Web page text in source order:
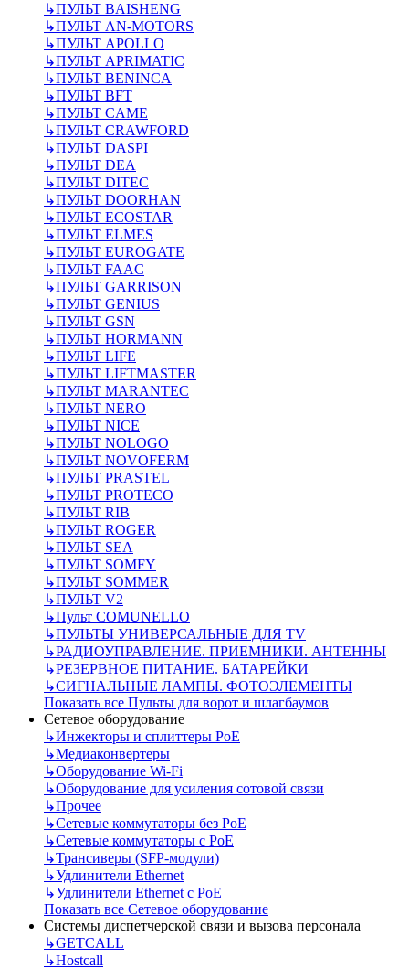
↳ПУЛЬТ BAISHENG
↳ПУЛЬТ AN-MOTORS
↳ПУЛЬТ APOLLO
↳ПУЛЬТ APRIMATIC
↳ПУЛЬТ BENINCA
↳ПУЛЬТ BFT
↳ПУЛЬТ CAME
↳ПУЛЬТ CRAWFORD
↳ПУЛЬТ DASPI
↳ПУЛЬТ DEA
↳ПУЛЬТ DITEC
↳ПУЛЬТ DOORHAN
↳ПУЛЬТ ECOSTAR
↳ПУЛЬТ ELMES
↳ПУЛЬТ EUROGATE
↳ПУЛЬТ FAAC
↳ПУЛЬТ GARRISON
↳ПУЛЬТ GENIUS
↳ПУЛЬТ GSN
↳ПУЛЬТ HORMANN
↳ПУЛЬТ LIFE
↳ПУЛЬТ LIFTMASTER
↳ПУЛЬТ MARANTEC
↳ПУЛЬТ NERO
↳ПУЛЬТ NICE
↳ПУЛЬТ NOLOGO
↳ПУЛЬТ NOVOFERM
↳ПУЛЬТ PRASTEL
↳ПУЛЬТ PROTECO
↳ПУЛЬТ RIB
↳ПУЛЬТ ROGER
↳ПУЛЬТ SEA
↳ПУЛЬТ SOMFY
↳ПУЛЬТ SOMMER
↳ПУЛЬТ V2
↳Пульт СOMUNELLO
↳ПУЛЬТЫ УНИВЕРСАЛЬНЫЕ ДЛЯ TV
↳РАДИОУПРАВЛЕНИЕ. ПРИЕМНИКИ. АНТЕННЫ
↳РЕЗЕРВНОЕ ПИТАНИЕ. БАТАРЕЙКИ
↳СИГНАЛЬНЫЕ ЛАМПЫ. ФОТОЭЛЕМЕНТЫ
Показать все Пульты для ворот и шлагбаумов
Сетевое оборудование
↳Инжекторы и сплиттеры РоЕ
↳Медиаконвертеры
↳Оборудование Wi-Fi
↳Оборудование для усиления сотовой связи
↳Прочее
↳Сетевые коммутаторы без РоЕ
↳Сетевые коммутаторы с РоЕ
↳Трансиверы (SFP-модули)
↳Удлинители Ethernet
↳Удлинители Ethernet с PoE
Показать все Сетевое оборудование
Системы диспетчерской связи и вызова персонала
↳GETCALL
↳Hostcall